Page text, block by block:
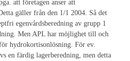
att företagen anser att
gäller från den 1/1 2004. Så det
egenvårdsberedning av grupp 1
Men APL har möjlighet till och
hydrokortisonlösning. För ev.
en färdig lagerberedning, men detta